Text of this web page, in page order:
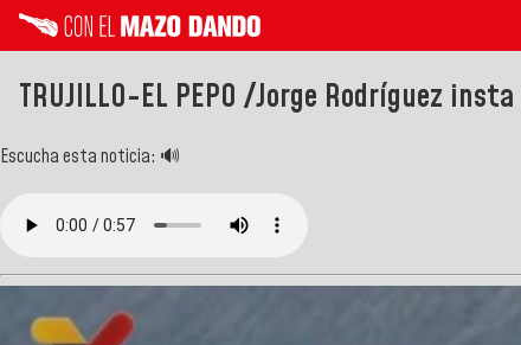
TRUJILLO-EL PEPO /Jorge Rodríguez
Escucha esta noticia: 🔊